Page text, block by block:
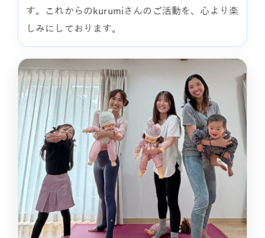
す。これからのkurumiさんのご活動を、心より楽
しみにしております。